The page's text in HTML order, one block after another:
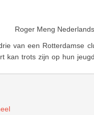
Roger Meng
van een Rotterdamse
kan trots zijn op hun